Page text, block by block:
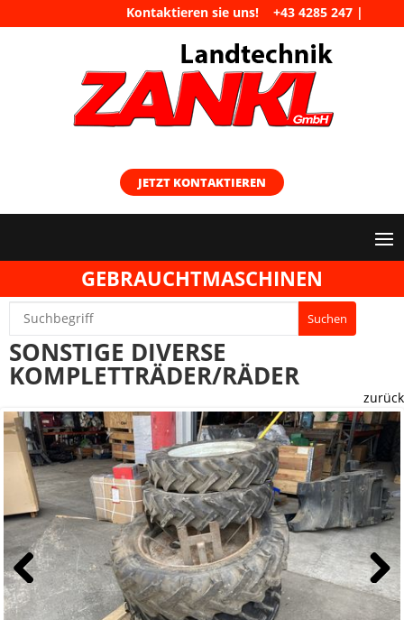
Kontaktieren sie uns!+43 4285 247 |
maschinen@landtechnik-zankl.at
JETZT KONTAKTIEREN
GEBRAUCHTMASCHINEN
SONSTIGE DIVERSE
KOMPLETTRÄDER/RÄDER
zurück
Previous Next